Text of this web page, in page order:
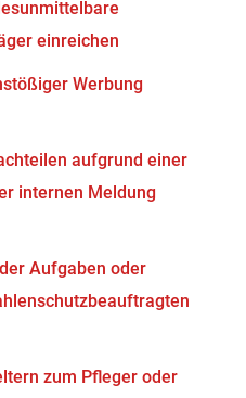
einreichen
Werbung
aufgrund einer
internen Meldung
Aufgaben oder
zum Pfleger oder